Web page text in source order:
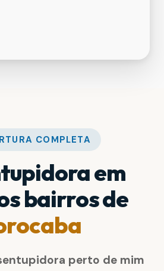
COMPLETA
em
bairros de
perto de mim